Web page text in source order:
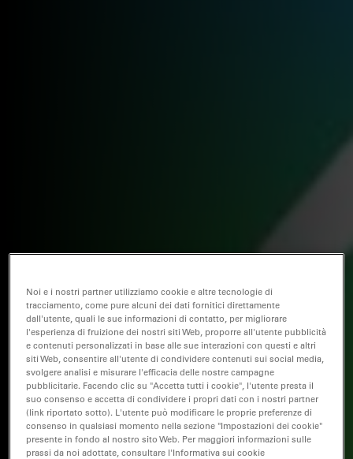
Noi e i nostri partner utilizziamo cookie e altre tecnologie di
tracciamento, come pure alcuni dei dati fornitici direttamente
dall'utente, quali le sue informazioni di contatto, per migliorare
l'esperienza di fruizione dei nostri siti Web, proporre all'utente pubblicità
e contenuti personalizzati in base alle sue interazioni con questi e altri
siti Web, consentire all'utente di condividere contenuti sui social media,
svolgere analisi e misurare l'efficacia delle nostre campagne
pubblicitarie. Facendo clic su "Accetta tutti i cookie", l'utente presta il
suo consenso e accetta di condividere i propri dati con i nostri partner
(link riportato sotto). L'utente può modificare le proprie preferenze di
consenso in qualsiasi momento nella sezione "Impostazioni dei cookie"
presente in fondo al nostro sito Web. Per maggiori informazioni sulle
prassi da noi adottate, consultare l'Informativa sui cookie